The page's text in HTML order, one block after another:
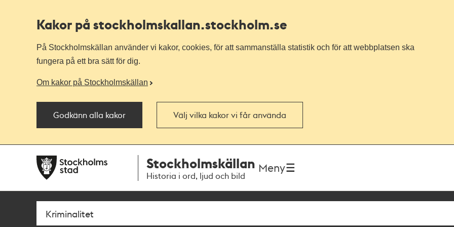
Kakor på stockholmskallan.stockholm.se
På Stockholmskällan använder vi kakor, cookies, för att sammanställa statistik och för att webbplatsen ska
fungera på ett bra sätt för dig.
Om kakor på Stockholmskällan
Godkänn alla kakor Välj vilka kakor vi får använda
navigationen
huvudinnehållet
Stockholmskällan
Historia i ord, ljud och bild
Meny
Sök